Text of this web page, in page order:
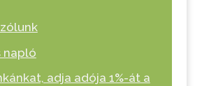
napló
adja adója 1%-át a